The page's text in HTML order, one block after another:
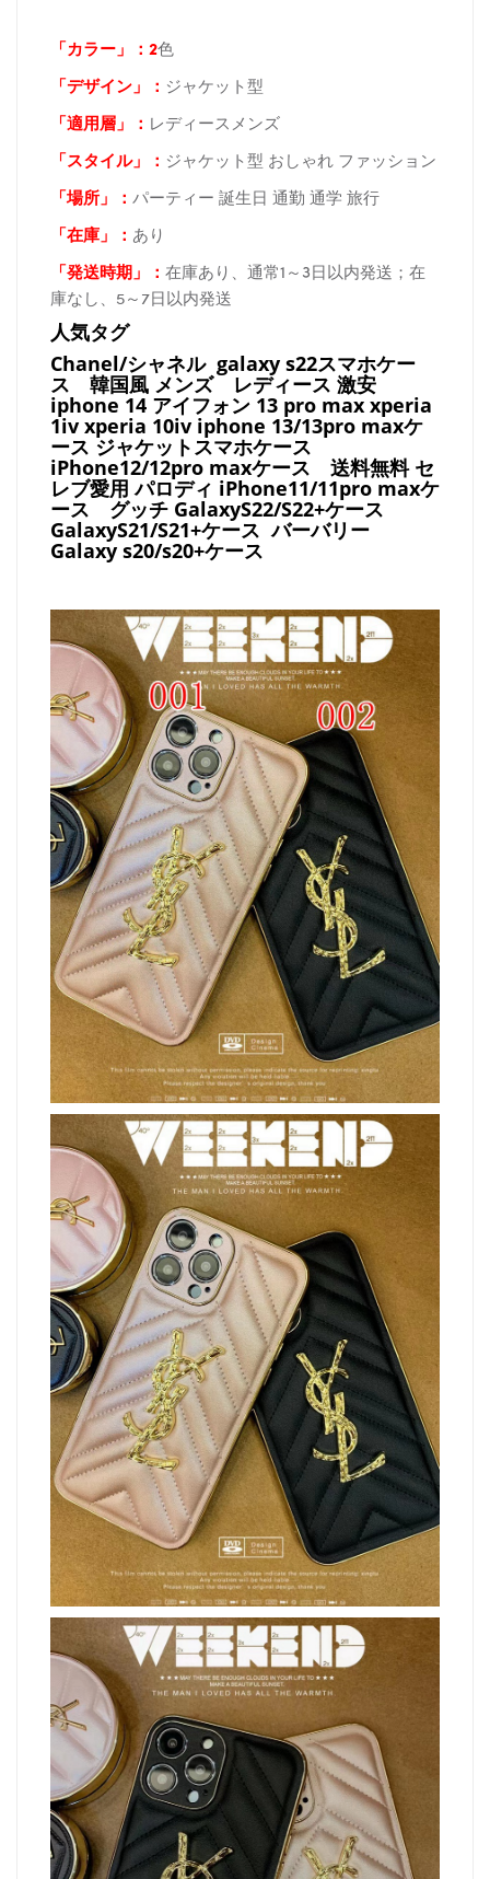
「カラー」：2色
「デザイン」
： ジャケット型
「適用層」： レディースメンズ
「スタイル」： ジャケット型 おしゃれ ファッション
「場所 」： パーティー 誕生日 通勤 通学 旅行
「在庫 」： あり
「発送時期 」： 在庫あり、通常1～3日以内発送；在
庫なし、5～7日以内発送
人気タグ
Chanel/シャネル galaxy s22スマホケー
ス 韓国風 メンズ レディース 激安
iphone 14 アイフォン 13 pro max xperia
1iv xperia 10iv iphone 13/13pro maxケ
ース ジャケットスマホケース
iPhone12/12pro maxケース 送料無料 セ
レブ愛用 パロディ iPhone11/11pro maxケ
ース グッチ GalaxyS22/S22+ケース
GalaxyS21/S21+ケース バーバリー
Galaxy s20/s20+ケース